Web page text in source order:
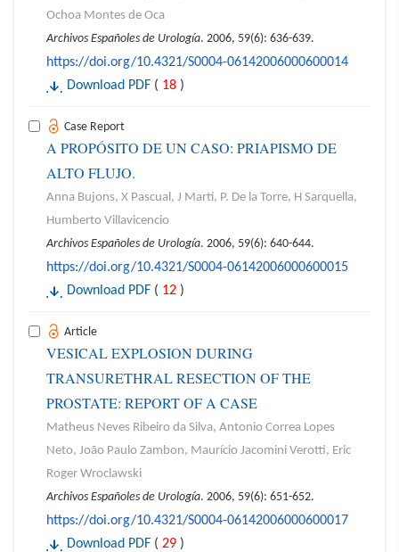
Ochoa Montes de Oca
Archivos Españoles de Urología. 2006, 59(6): 636-639.
https://doi.org/10.4321/S0004-06142006000600014
Download PDF ( 18 )
Case Report
A PROPÓSITO DE UN CASO: PRIAPISMO DE
ALTO FLUJO.
Anna Bujons, X Pascual, J Martí, P. De la Torre, H Sarquella,
Humberto Villavicencio
Archivos Españoles de Urología. 2006, 59(6): 640-644.
https://doi.org/10.4321/S0004-06142006000600015
Download PDF ( 12 )
Article
VESICAL EXPLOSION DURING
TRANSURETHRAL RESECTION OF THE
PROSTATE: REPORT OF A CASE
Matheus Neves Ribeiro da Silva, Antonio Correa Lopes
Neto, João Paulo Zambon, Maurício Jacomini Verotti, Eric
Roger Wroclawski
Archivos Españoles de Urología. 2006, 59(6): 651-652.
https://doi.org/10.4321/S0004-06142006000600017
Download PDF ( 29 )